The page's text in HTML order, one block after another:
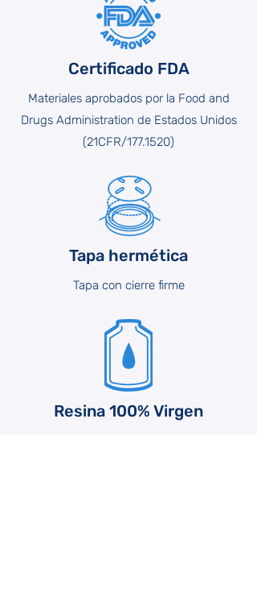
Certificado FDA
Materiales aprobados por la Food and
Drugs Administration de Estados Unidos
(21CFR/177.1520)
Tapa hermética
Tapa con cierre firme
Resina 100% Virgen